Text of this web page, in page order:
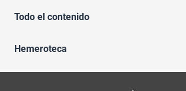
Todo el contenido
Hemeroteca